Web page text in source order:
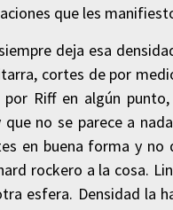
que les
deja esa
cortes de por
Riff en algún
no se parece a
en buena forma y no
rockero a la cosa.
esfera. Densidad la